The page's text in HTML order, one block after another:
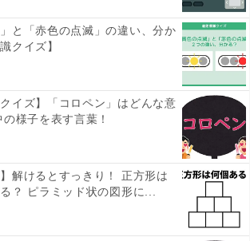
」と「赤色の点滅」の違い、分か
クイズ】
クイズ】「コロペン」はどんな意
様子を表す言葉！
】解けるとすっきり！ 正方形は
？ ピラミッド状の図形に...